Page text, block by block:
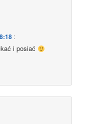
:
i posiać